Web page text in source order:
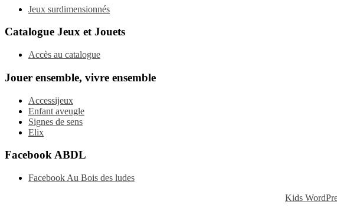
Jeux surdimensionnés
Catalogue Jeux et Jouets
Accès au catalogue
Jouer ensemble, vivre ensemble
Accessijeux
Enfant aveugle
Signes de sens
Elix
Facebook
Facebook ABDL
Facebook Au Bois des ludes
Kids